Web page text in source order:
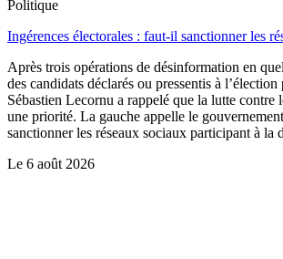
Politique
Ingérences électorales : faut-il sanctionner les
Après trois opérations de désinformation en
des candidats déclarés ou pressentis à
Sébastien Lecornu a rappelé que la lutte contre
une priorité. La gauche appelle le
sanctionner les réseaux sociaux participant à la
Le 6 août 2026